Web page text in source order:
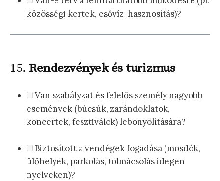
közösségi kertek, esővíz-hasznosítás)?
15. Rendezvények és turizmus
Van szabályzat és felelős személy nagyobb
események (búcsúk, zarándoklatok,
koncertek, fesztiválok) lebonyolítására?
Biztosított a vendégek fogadása (mosdók,
ülőhelyek, parkolás, tolmácsolás idegen
nyelveken)?